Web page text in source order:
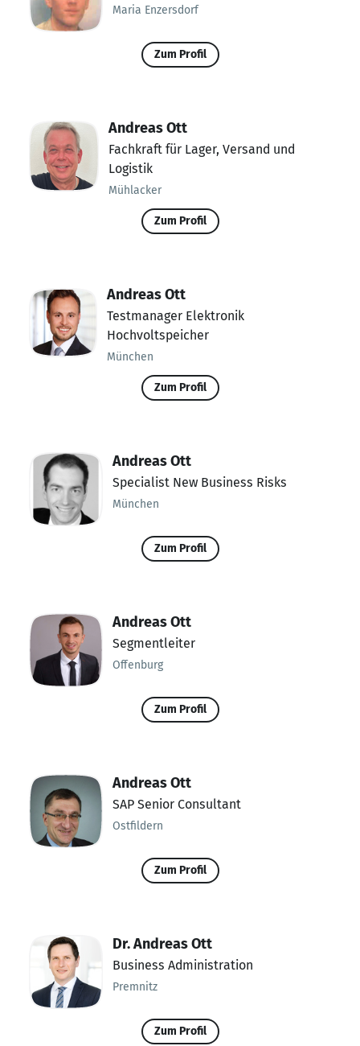
Maria Enzersdorf
Zum Profil
Andreas Ott
Fachkraft für Lager, Versand und
Logistik
Mühlacker
Zum Profil
Andreas Ott
Testmanager Elektronik
Hochvoltspeicher
München
Zum Profil
Andreas Ott
Specialist New Business Risks
München
Zum Profil
Andreas Ott
Segmentleiter
Offenburg
Zum Profil
Andreas Ott
SAP Senior Consultant
Ostfildern
Zum Profil
Dr. Andreas Ott
Business Administration
Premnitz
Zum Profil